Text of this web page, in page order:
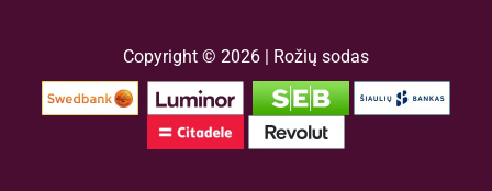
Copyright © 2026 | Rožių sodas